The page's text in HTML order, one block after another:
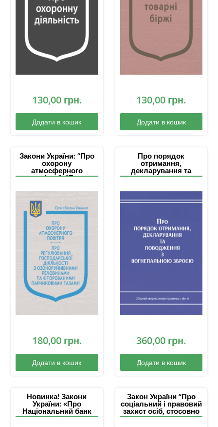
130,00 грн.
Додати в кошик
130,00 грн.
Додати в кошик
Закони України: “Про
охорону
атмосферного
повітря”, “Про
господарської
діяльності з
озоноруйнівними
речовинами та
фторованими
парниковими газами”
180,00 грн.
Додати в кошик
Про порядок
отримання,
декларування та
поводження з
зброєю: збірник
нормативно-правових
360,00 грн.
Додати в кошик
Новинка! Закони
України: «Про
Національний банк
України», «Про захист
Закон України “Про
соціальний і правовий
захист осіб, стосовно
яких встановлено